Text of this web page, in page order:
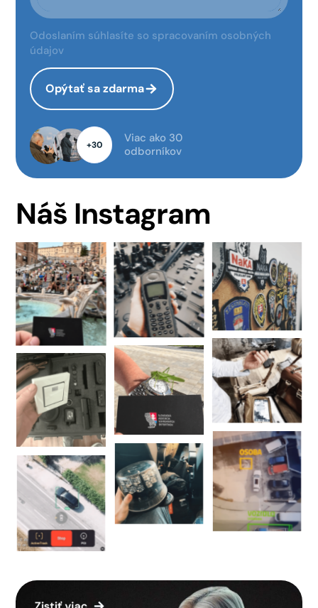
Odoslaním súhlasíte so spracovaním osobných
údajov
Opýtať sa zdarma
+30
Viac ako 30
odborníkov
Náš Instagram